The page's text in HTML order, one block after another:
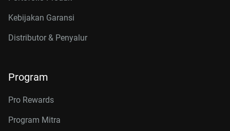
Kebijakan Garansi
Distributor & Penyalur
Program
Pro Rewards
Program Mitra